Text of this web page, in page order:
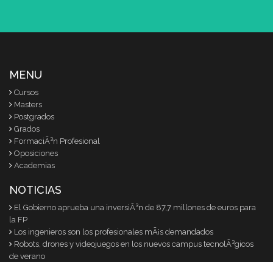
MENU
Cursos
Masters
Postgrados
Grados
FormaciÃ³n Profesional
Oposiciones
Academias
NOTICIAS
El Gobierno aprueba una inversiÃ³n de 87,7 millones de euros para
la FP
Los ingenieros son los profesionales mÃ¡s demandados
Robots, drones y videojuegos en los nuevos campus tecnolÃ³gicos
de verano